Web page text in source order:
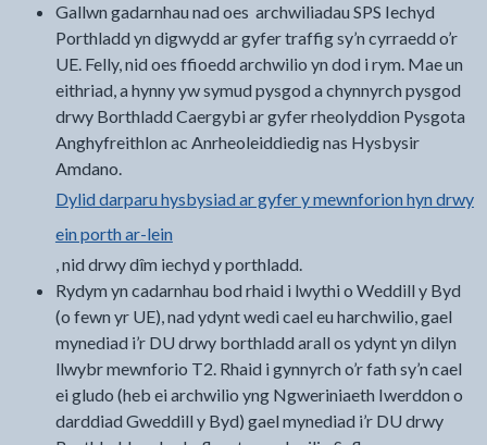
Gallwn gadarnhau nad oes archwiliadau SPS Iechyd
Porthladd yn digwydd ar gyfer traffig sy’n cyrraedd o’r
UE. Felly, nid oes ffioedd archwilio yn dod i rym. Mae un
eithriad, a hynny yw symud pysgod a chynnyrch pysgod
drwy Borthladd Caergybi ar gyfer rheolyddion Pysgota
Anghyfreithlon ac Anrheoleiddiedig nas Hysbysir
Amdano.
Dylid darparu hysbysiad ar gyfer y mewnforion hyn drwy
ein porth ar-lein
, nid drwy dîm iechyd y porthladd.
Rydym yn cadarnhau bod rhaid i lwythi o Weddill y Byd
(o fewn yr UE), nad ydynt wedi cael eu harchwilio, gael
mynediad i’r DU drwy borthladd arall os ydynt yn dilyn
llwybr mewnforio T2. Rhaid i gynnyrch o’r fath sy’n cael
ei gludo (heb ei archwilio yng Ngweriniaeth Iwerddon o
darddiad Gweddill y Byd) gael mynediad i’r DU drwy